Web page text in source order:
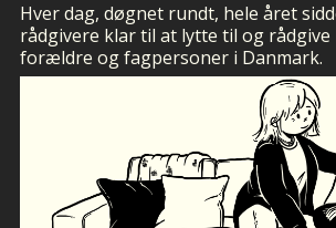
Hver dag, døgnet rundt, hele året
rådgivere klar til at lytte til og rådgive
forældre og fagpersoner i Danmark.